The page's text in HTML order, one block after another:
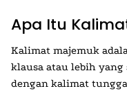
Apa Itu
Kalimat majemuk
klausa atau lebih yang
dengan kalimat